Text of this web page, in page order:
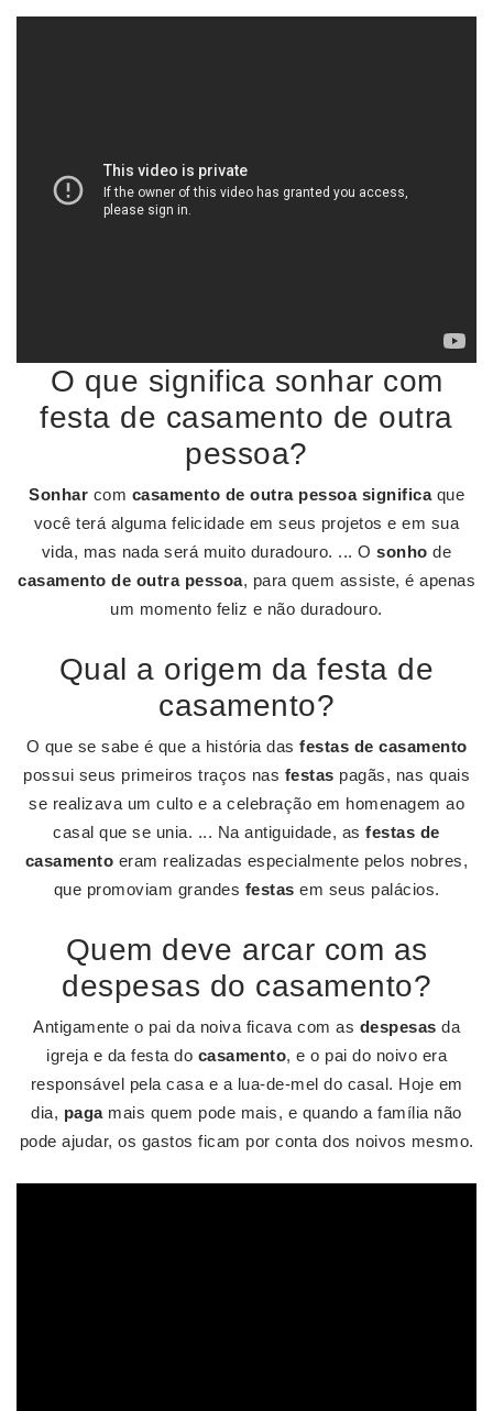
O que significa sonhar com
festa de casamento de outra
pessoa?
Sonhar com casamento de outra pessoa significaque
você terá alguma felicidade em seus projetos e em sua
vida, mas nada será muito duradouro. ... Osonho de
casamento de outra pessoa, para quem assiste, é apenas
um momento feliz e não duradouro.
Qual a origem da festa de
casamento?
O que se sabe é que a história das festas de casamento
possui seus primeiros traços nas festas pagãs, nas quais
se realizava um culto e a celebração em homenagem ao
casal que se unia. ... Na antiguidade, asfestas de
casamento eram realizadas especialmente pelos nobres,
que promoviam grandes festas em seus palácios.
Quem deve arcar com as
despesas do casamento?
Antigamente o pai da noiva ficava com as despesas da
igreja e da festa do casamento, e o pai do noivo era
responsável pela casa e a lua-de-mel do casal. Hoje em
dia, pagamais quem pode mais, e quando a família não
pode ajudar, os gastos ficam por conta dos noivos mesmo.